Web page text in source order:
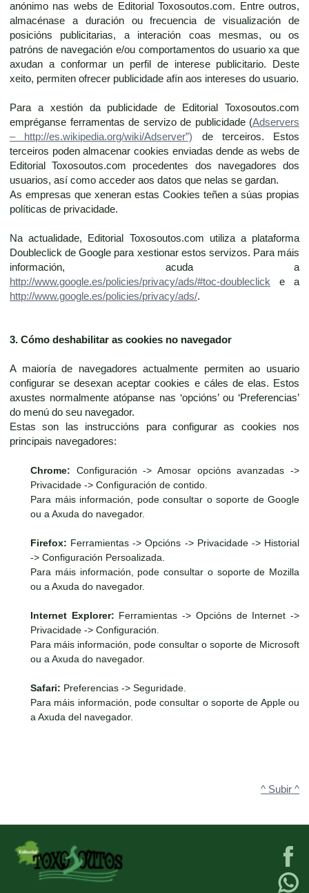
anónimo nas webs de Editorial Toxosoutos.com. Entre outros,
almacénase a duración ou frecuencia de visualización de
posicións publicitarias, a interación coas mesmas, ou os
patróns de navegación e/ou comportamentos do usuario xa que
axudan a conformar un perfil de interese publicitario. Deste
xeito, permiten ofrecer publicidade afín aos intereses do usuario.
Para a xestión da publicidade de Editorial Toxosoutos.com
empréganse ferramentas de servizo de publicidade (Adservers
– http://es.wikipedia.org/wiki/Adserver”) de terceiros. Estos
terceiros poden almacenar cookies enviadas dende as webs de
Editorial Toxosoutos.com procedentes dos navegadores dos
usuarios, así como acceder aos datos que nelas se gardan.
As empresas que xeneran estas Cookies teñen a súas propias
políticas de privacidade.
Na actualidade, Editorial Toxosoutos.com utiliza a plataforma
Doubleclick de Google para xestionar estos servizos. Para máis
información, acuda a
http://www.google.es/policies/privacy/ads/#toc-doubleclick e a
http://www.google.es/policies/privacy/ads/.
3. Cómo deshabilitar as cookies no navegador
A maioría de navegadores actualmente permiten ao usuario
configurar se desexan aceptar cookies e cáles de elas. Estos
axustes normalmente atópanse nas ‘opcións’ ou ‘Preferencias’
do menú do seu navegador.
Estas son las instruccións para configurar as cookies nos
principais navegadores:
Chrome: Configuración -> Amosar opcións avanzadas ->
Privacidade -> Configuración de contido.
Para máis información, pode consultar o soporte de Google
ou a Axuda do navegador.
Firefox: Ferramientas -> Opcións -> Privacidade -> Historial
-> Configuración Persoalizada.
Para máis información, pode consultar o soporte de Mozilla
ou a Axuda do navegador.
Internet Explorer: Ferramientas -> Opcións de Internet ->
Privacidade -> Configuración.
Para máis información, pode consultar o soporte de Microsoft
ou a Axuda do navegador.
Safari: Preferencias -> Seguridade.
Para máis información, pode consultar o soporte de Apple ou
a Axuda del navegador.
^ Subir ^